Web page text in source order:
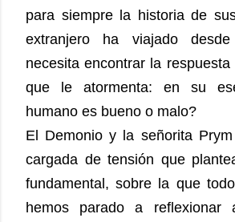
para siempre la historia de
extranjero ha viajado
necesita encontrar la
que le atormenta: en su
humano es bueno o malo?
El Demonio y la señorita
cargada de tensión que
fundamental, sobre la que
hemos parado a reflexionar